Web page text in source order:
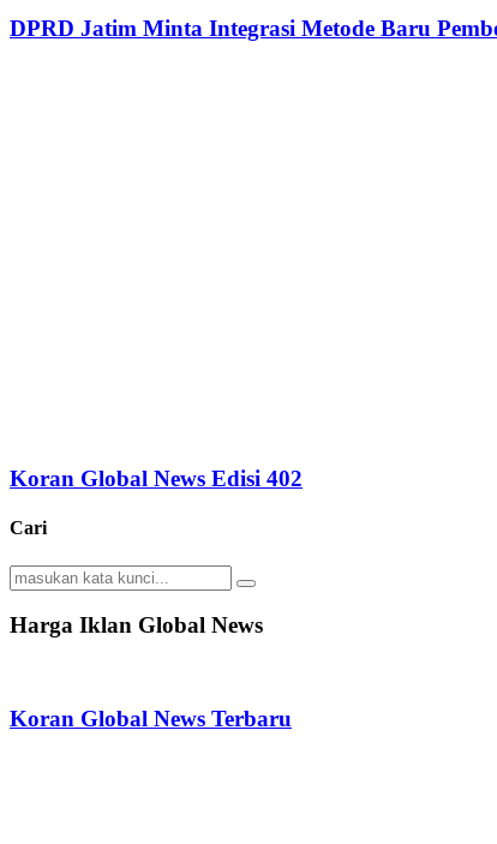
DPRD Jatim Minta Integrasi Metode Baru
Koran Global News Edisi 402
Cari
Search
for:
Search
Harga Iklan Global News
Koran Global News Terbaru